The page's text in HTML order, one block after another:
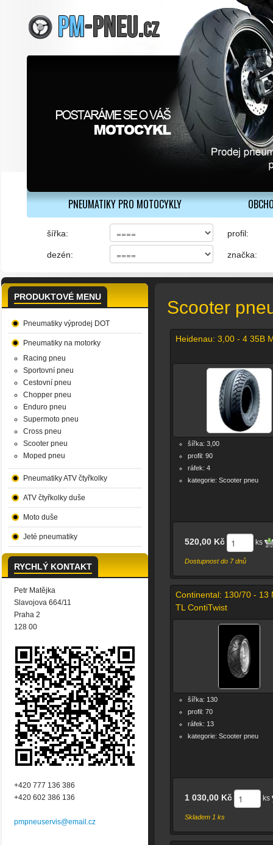
Scooter
Heidenau: 3,00 - 4 35B
šířka: 3,00
profil: 90
ráfek: 4
kategorie: Scooter pneu
520,00 Kč ks
Dostupnost do 7 dnů
Continental: 130/70 - 13
TL ContiTwist
šířka: 130
profil: 70
ráfek: 13
kategorie: Scooter pneu
1 030,00 Kč ks
Skladem 1 ks
PNEUMATIKY PRO MOTOCYKLY
šířka: profil:
dezén: značka:
PRODUKTOVÉ MENU
Pneumatiky výprodej DOT
Pneumatiky na motorky
Racing pneu
Sportovní pneu
Cestovní pneu
Chopper pneu
Enduro pneu
Supermoto pneu
Cross pneu
Scooter pneu
Moped pneu
Pneumatiky ATV čtyřkolky
ATV čtyřkolky duše
Moto duše
Jeté pneumatiky
RYCHLÝ KONTAKT
Petr Matějka
Slavojova 664/11
Praha 2
128 00
+420 777 136 386
+420 602 386 136
pmpneuservis@email.cz